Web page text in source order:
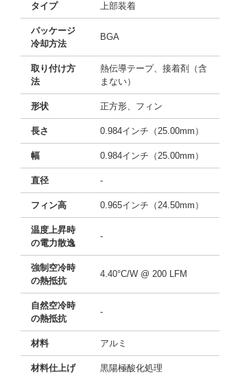
タイプ 上部装着
パッケージ
冷却方法
BGA
取り付け方
法
熱伝導テープ、接着剤（含
まない）
形状 正方形、フィン
長さ 0.984インチ（25.00mm）
幅 0.984インチ（25.00mm）
直径 -
フィン高 0.965インチ（24.50mm）
温度上昇時
の電力散逸
-
強制空冷時
の熱抵抗
4.40°C/W @ 200 LFM
自然空冷時
の熱抵抗
-
材料 アルミ
材料仕上げ 黒陽極酸化処理